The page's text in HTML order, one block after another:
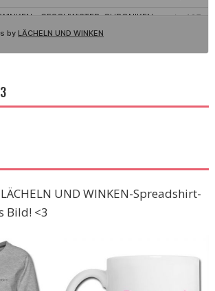
UND WINKEN-Spreadshirt-
Bild! <3